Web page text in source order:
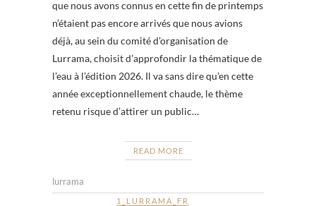
que nous avons connus en cette fin de printemps
n’étaient pas encore arrivés que nous avions
déjà, au sein du comité d’organisation de
Lurrama, choisit d’approfondir la thématique de
l’eau à l’édition 2026. Il va sans dire qu’en cette
année exceptionnellement chaude, le thème
retenu risque d’attirer un public…
READ MORE
lurrama
1_LURRAMA_FR